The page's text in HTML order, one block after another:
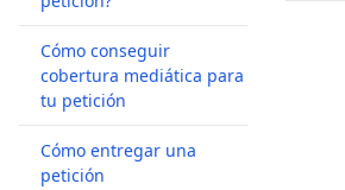
Cómo conseguir
cobertura mediática para
tu petición
Cómo entregar una
petición